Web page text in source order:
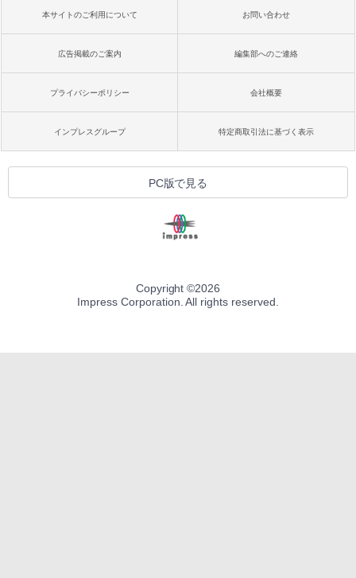
本サイトのご利用について お問い合わせ
広告掲載のご案内 編集部へのご連絡
プライバシーポリシー 会社概要
インプレスグループ 特定商取引法に基づく表示
PC版で見る
Copyright ©2026
Impress Corporation. All rights reserved.